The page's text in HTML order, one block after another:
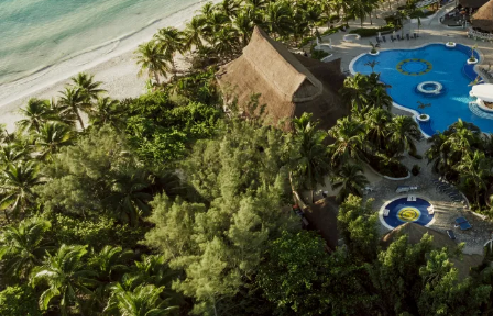
Você ainda não se cadastrou ?
Criar uma
Desfrute dos benefícios de fazer
O melhor preço garantido
Cancelamento gratuito